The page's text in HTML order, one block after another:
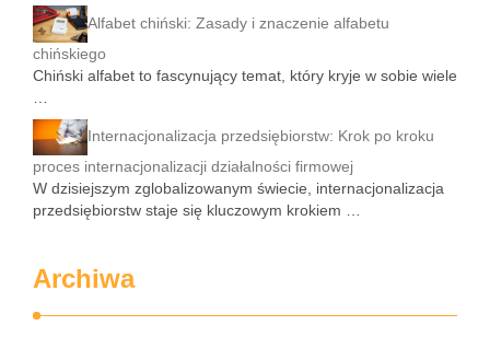
Alfabet chiński: Zasady i znaczenie alfabetu
chińskiego
Chiński alfabet to fascynujący temat, który kryje w sobie wiele
Internacjonalizacja przedsiębiorstw: Krok po kroku
proces internacjonalizacji działalności firmowej
W dzisiejszym zglobalizowanym świecie, internacjonalizacja
przedsiębiorstw staje się kluczowym krokiem …
Archiwa